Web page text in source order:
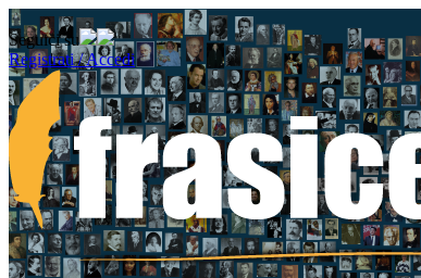
Seguici su
Registrati / Accedi